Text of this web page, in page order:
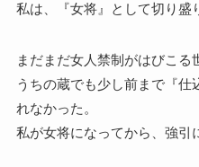
私は、『女将』として切り盛
まだまだ女人禁制がはびこる
うちの蔵でも少し前まで『仕
れなかった。
私が女将になってから、強引